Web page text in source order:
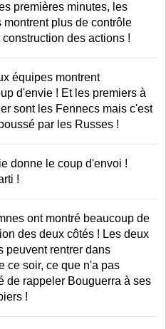
premières minutes, les
montrent plus de contrôle
des actions !
équipes montrent
d'envie ! Et les premiers à
sont les Fennecs mais c'est
par les Russes !
donne le coup d'envoi !
!
ont montré beaucoup de
des deux côtés ! Les deux
peuvent rentrer dans
ce soir, ce que n'a pas
de rappeler Bouguerra à ses
!